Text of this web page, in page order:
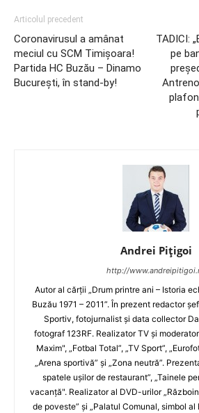
Articolul precedent
Coronavirusul a amânat
meciul cu SCM Timişoara!
Partida HC Buzău – Dinamo
Bucureşti, în stand-by!
TADICI:
pe
Andrei Pițigoi
http://
Autor al cărţii „Drum printre ani – Istoria
Buzău 1971 – 2011”. În prezent redactor
Sportiv, fotojurnalist şi data collector
fotograf 123RF. Realizator TV şi
Maxim", „Fotbal Total”, „TV Sport”,
„Arena sportivă” şi „Zona neutră”.
spatele uşilor de restaurant”, „Tainele
vacanţă". Realizator al DVD-urilor
de poveste” şi „Palatul Comunal, simbol al